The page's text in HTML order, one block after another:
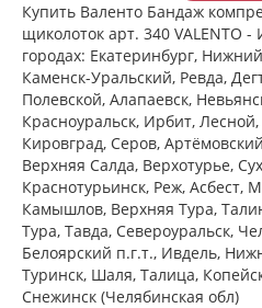
Купить Валенто Бандаж
щиколоток арт. 340 VALENTO -
городах: Екатеринбург,
Каменск-Уральский, Ревда,
Полевской, Алапаевск,
Красноуральск, Ирбит,
Кировград, Серов,
Верхняя Салда, Верхотурье,
Краснотурьинск, Реж, Асбест,
Камышлов, Верхняя Тура,
Тура, Тавда, Североуральск,
Белоярский п.г.т., Ивдель,
Туринск, Шаля, Талица,
Снежинск (Челябинская обл)